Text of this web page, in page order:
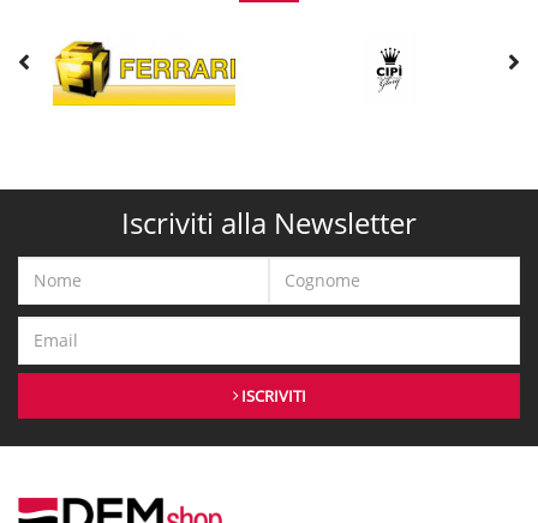
Iscriviti alla Newsletter
ISCRIVITI